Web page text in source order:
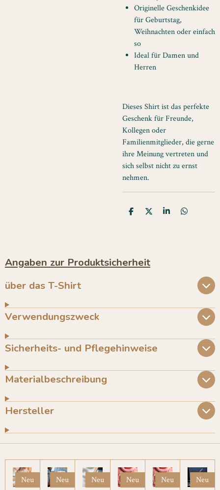
Originelle Geschenkidee
für Geburtstag,
Weihnachten oder einfach
so
Ideal für Damen und
Herren
Dieses Shirt ist das perfekte
Geschenk für Freunde,
Kollegen oder
Familienmitglieder, die gerne
ihre Meinung vertreten und
sich selbst nicht zu ernst
nehmen.
T
T
T
T
Angaben zur Produktsicherheit
über das T-Shirt
Verwendungszweck
Sicherheits- und Pflegehinweise
Materialbeschreibung
Hersteller
Neu Neu Neu Neu Neu Neu